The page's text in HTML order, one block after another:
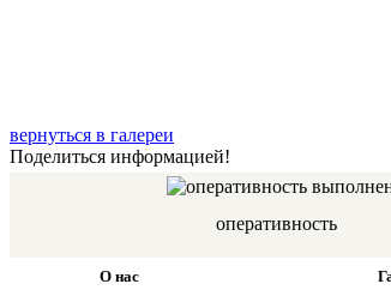
вернуться в галереи
Поделиться информацией!
оперативность
О нас